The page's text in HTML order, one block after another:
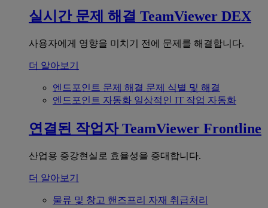
실시간 문제 해결 TeamViewer DEX
사용자에게 영향을 미치기 전에 문제를 해결합니다.
더 알아보기
엔드포인트 문제 해결 문제 식별 및 해결
엔드포인트 자동화 일상적인 IT 작업 자동화
연결된 작업자 TeamViewer Frontline
산업용 증강현실로 효율성을 증대합니다.
더 알아보기
물류 및 창고 핸즈프리 자재 취급처리